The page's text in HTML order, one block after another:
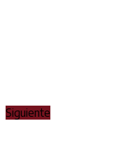
Siguiente